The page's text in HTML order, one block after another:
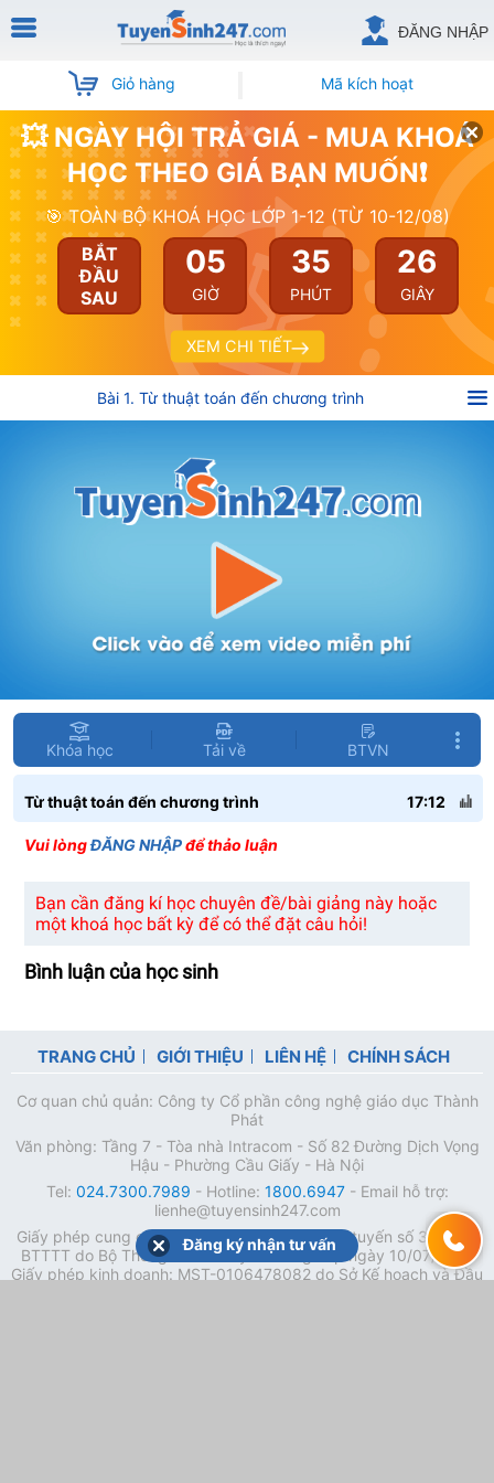
ĐĂNG NHẬP
Giỏ hàng Mã kích hoạt
💥 NGÀY HỘI TRẢ GIÁ - MUA KHOÁ
HỌC THEO GIÁ BẠN MUỐN❗
🎯 TOÀN BỘ KHOÁ HỌC LỚP 1-12 (TỪ 10-12/08)
BẮT
ĐẦU
SAU
05
GIỜ
35
PHÚT
26
GIÂY
XEM CHI TIẾT
Bài 1. Từ thuật toán đến chương trình
Khóa học Tải về BTVN
Từ thuật toán đến chương trình 17:12
Vui lòngĐĂNG NHẬPđể thảo luận
Bạn cần đăng kí học chuyên đề/bài giảng này hoặc
một khoá học bất kỳ để có thể đặt câu hỏi!
Bình luận của học sinh
TRANG CHỦ GIỚI THIỆU LIÊN HỆ CHÍNH SÁCH
Cơ quan chủ quản: Công ty Cổ phần công nghệ giáo dục Thành
Phát
Văn phòng: Tầng 7 - Tòa nhà Intracom - Số 82 Đường Dịch Vọng
Hậu - Phường Cầu Giấy - Hà Nội
Tel: 024.7300.7989 - Hotline: 1800.6947- Email hỗ trợ:
lienhe@tuyensinh247.com
Giấy phép cung cấp dịch vụ mạng xã hội trực tuyến số 337/GP-
BTTTT do Bộ Thông tin và Truyền thông cấp ngày 10/07/2017.
Giấy phép kinh doanh: MST-0106478082 do Sở Kế hoạch và Đầu
Đăng ký nhận tư vấn